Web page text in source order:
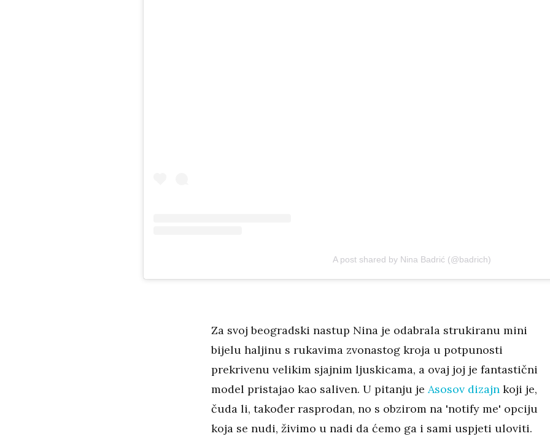
A post shared by Nina Badrić (@badrich)
Za svoj beogradski nastup Nina je odabrala strukiranu mini
bijelu haljinu s rukavima zvonastog kroja u potpunosti
prekrivenu velikim sjajnim ljuskicama, a ovaj joj je fantastični
model pristajao kao saliven. U pitanju je Asosov dizajn koji je,
čuda li, također rasprodan, no s obzirom na 'notify me' opciju
koja se nudi, živimo u nadi da ćemo ga i sami uspjeti uloviti.